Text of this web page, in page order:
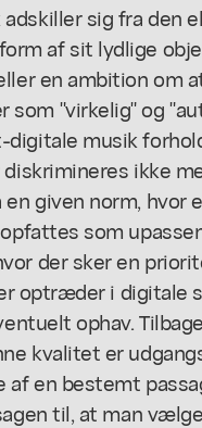
sig fra den
af sit lydlige
en ambition om
som "virkelig" og
musik
ikke
en given norm,
som
der sker en
optræder i digitale
ophav.
kvalitet er
en bestemt
til, at man